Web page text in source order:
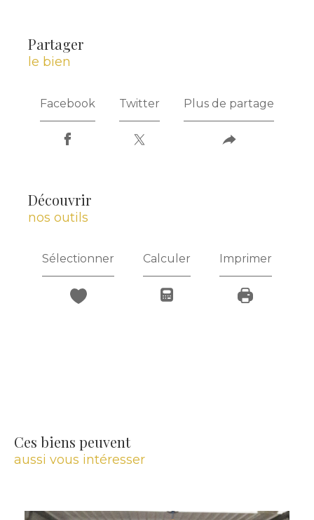
partager
le bien
Facebook Twitter Plus de partage
découvrir
nos outils
Sélectionner Calculer Imprimer
Ces biens peuvent
aussi vous intéresser